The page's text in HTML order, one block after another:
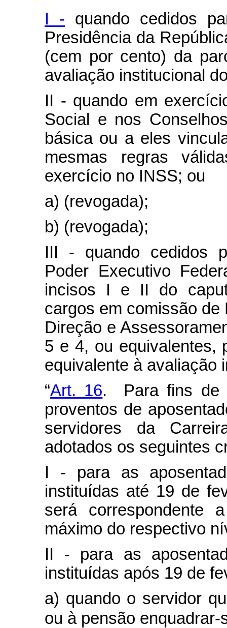
I - quando cedidos
Presidência da
(cem por cento) da
avaliação institucional
II - quando em
Social e nos
básica ou a eles
mesmas regras
exercício no INSS; ou
a) (revogada);
b) (revogada);
III - quando cedidos
Poder Executivo
incisos I e II do
cargos em comissão
Direção e
5 e 4, ou equivalentes,
equivalente à avaliação
“Art. 16. Para fins de
proventos de
servidores da
adotados os seguintes
I - para as
instituídas até 19 de
será correspondente
máximo do respectivo
II - para as
instituídas após 19 de
a) quando o servidor
ou à pensão